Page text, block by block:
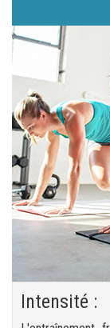
Intensité :